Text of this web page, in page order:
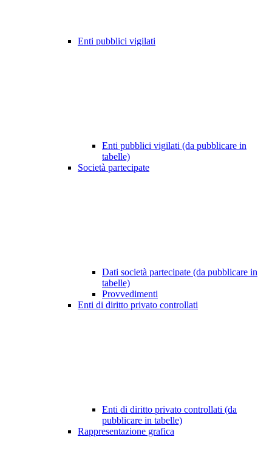
Enti pubblici vigilati
Enti pubblici vigilati (da pubblicare in
tabelle)
Società partecipate
Dati società partecipate (da pubblicare in
tabelle)
Provvedimenti
Enti di diritto privato controllati
Enti di diritto privato controllati (da
pubblicare in tabelle)
Rappresentazione grafica